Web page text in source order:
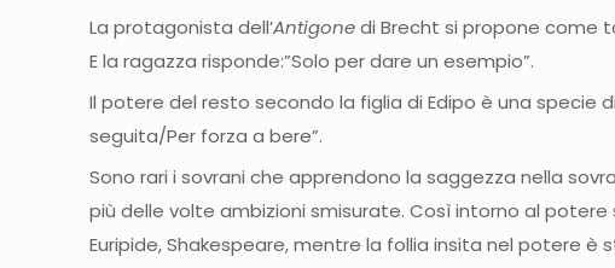
La protagonista dell’Antigonedi Brecht si propone come
E la ragazza risponde:”Solo per dare un esempio”.
Il potere del resto secondo la figlia di Edipo è una specie
seguita/Per forza a bere”.
Sono rari i sovrani che apprendono la saggezza nella
più delle volte ambizioni smisurate. Così intorno al
Euripide, Shakespeare, mentre la follia insita nel potere